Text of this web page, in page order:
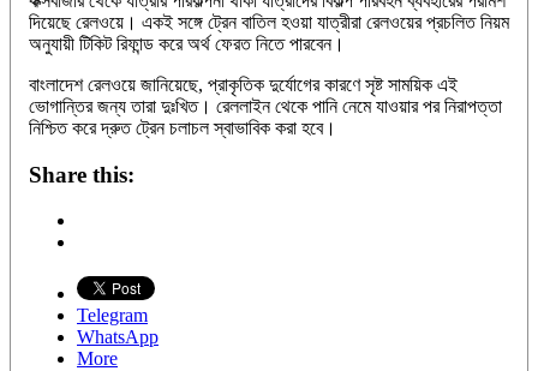
দিয়েছে রেলওয়ে। একই সঙ্গে ট্রেন বাতিল হওয়া যাত্রীরা রেলওয়ের প্রচলিত নিয়ম
অনুযায়ী টিকিট রিফান্ড করে অর্থ ফেরত নিতে পারবেন।
বাংলাদেশ রেলওয়ে জানিয়েছে, প্রাকৃতিক দুর্যোগের কারণে সৃষ্ট সাময়িক এই
ভোগান্তির জন্য তারা দুঃখিত। রেললাইন থেকে পানি নেমে যাওয়ার পর নিরাপত্তা
নিশ্চিত করে দ্রুত ট্রেন চলাচল স্বাভাবিক করা হবে।
Share this:
Telegram
WhatsApp
More